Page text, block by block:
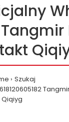
Szukaj
Qiqiyg